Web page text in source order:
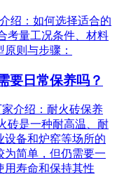
绍：如何选择适合的
考量工况条件、材料
则与步骤：
要日常保养吗？
介绍：耐火砖保养
砖是一种耐高温、耐
设备和炉窑等场所的
为简单，但仍需要一
用寿命和保持其性